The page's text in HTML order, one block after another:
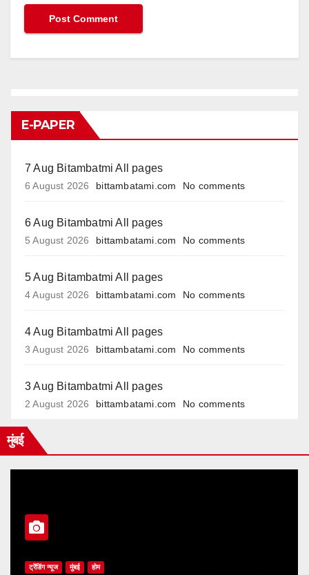
E-PAPER
7 Aug Bitambatmi All pages
6 August 2026 bittambatami.com No comments
6 Aug Bitambatmi All pages
5 August 2026 bittambatami.com No comments
5 Aug Bitambatmi All pages
4 August 2026 bittambatami.com No comments
4 Aug Bitambatmi All pages
3 August 2026 bittambatami.com No comments
3 Aug Bitambatmi All pages
2 August 2026 bittambatami.com No comments
मुंबई
ट्रेंडिंग न्यूज मुंबई होम